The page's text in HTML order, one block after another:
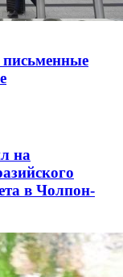
на
в Чолпон-